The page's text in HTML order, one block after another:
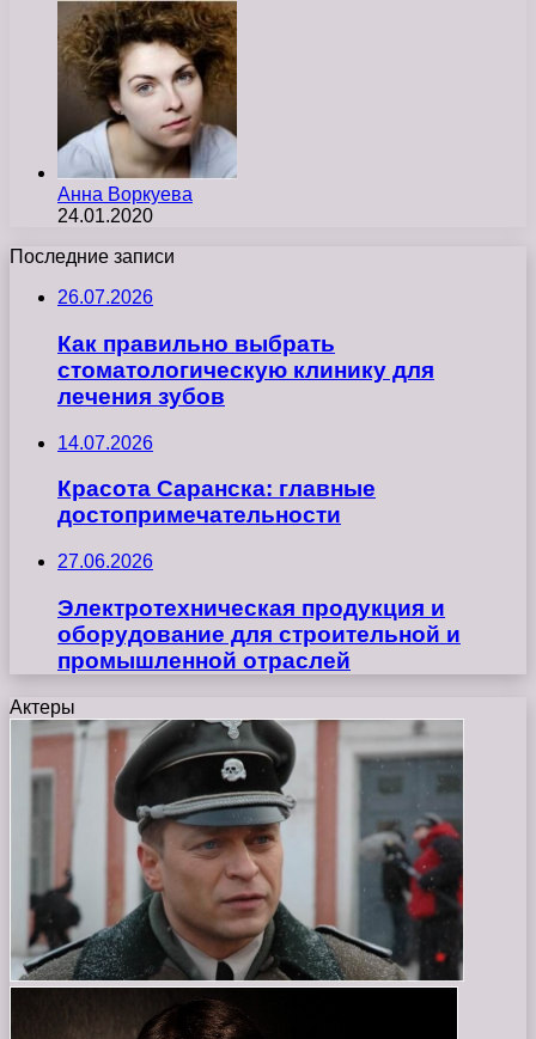
Анна Воркуева
24.01.2020
Последние записи
26.07.2026
Как правильно выбрать
стоматологическую клинику для
лечения зубов
14.07.2026
Красота Саранска: главные
достопримечательности
27.06.2026
Электротехническая продукция и
оборудование для строительной и
промышленной отраслей
Актеры